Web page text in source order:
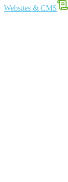
Websites & CMS